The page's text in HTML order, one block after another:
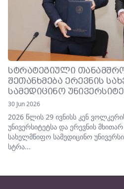
ᲡᲢᲠᲐᲢᲔᲒᲘᲣᲚᲘ
ᲨᲔᲗᲐᲜᲮᲛᲔᲑᲐ ᲔᲠᲔᲕᲜᲘᲡ
ᲡᲐᲛᲔᲓᲘᲪᲘᲜᲝ
30 Jun 2026
2026 წლის 29 ივნისს კენ
უნივერსიტეტსა და ერევნის
სახელმწიფო სამედიცინო
სტრა...